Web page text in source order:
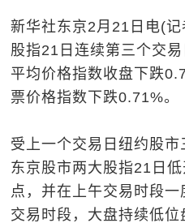
新华社东京2月21日电(
股指21日连续第三个交
平均价格指数收盘下跌
票价格指数下跌0.71%。
受上一个交易日纽约股市
东京股市两大股指21日
点，并在上午交易时段
交易时段，大盘持续低